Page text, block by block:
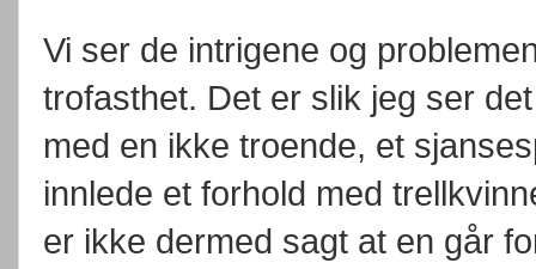
Vi ser de intrigene og
trofasthet. Det er slik jeg ser
med en ikke troende, et
innlede et forhold med
er ikke dermed sagt at en går